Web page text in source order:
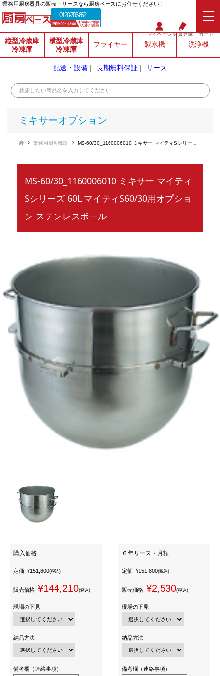
業務⽤厨房器具の販売・リースなら厨房ベースにお任せください！
0120-706-862
マイページ会員登録 カート
縦型冷蔵庫
冷凍庫
横型冷蔵庫
冷凍庫
フライヤー 製氷機 洗浄機
配送・設備 ｜ 長期無料保証 ｜ リース
ミキサーオプション
業務用厨房機器 MS-60/30_1160006010 ミキサー マイティSシリーズ 60L マイティS60/30用オプション ステンレスボール
MS-60/30_1160006010 ミキサー マイティ
Sシリーズ 60L マイティS60/30用オプショ
ン ステンレスボール
購入価格
定価 ¥151,800(税込)
販売価格 ¥144,210(税込)
現場の下見
納品方法
備考欄（連絡事項）
６年リース・月額
定価 ¥151,800(税込)
販売価格 ¥2,530(税込)
現場の下見
納品方法
備考欄（連絡事項）